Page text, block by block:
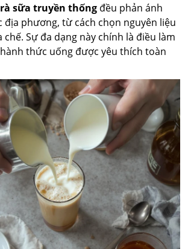
sữa truyền thống đều phản ánh
địa phương, từ cách chọn nguyên liệu
Sự đa dạng này chính là điều làm
thức uống được yêu thích toàn